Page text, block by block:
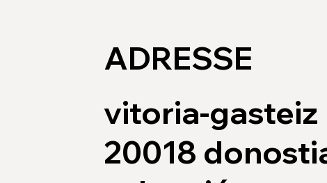
ADRESSE
vitoria-gasteiz
20018